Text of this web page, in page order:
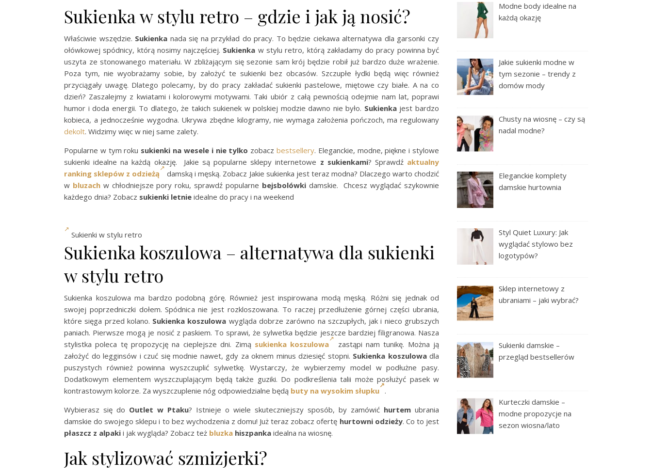
Sukienka w stylu retro – gdzie i jak ją nosić?
Właściwie wszędzie. Sukienka nada się na przykład do pracy. To będzie ciekawa alternatywa dla garsonki czy
ołówkowej spódnicy, którą nosimy najczęściej. Sukienka w stylu retro, którą zakładamy do pracy powinna być
uszyta ze stonowanego materiału. W zbliżającym się sezonie sam krój będzie robił już bardzo duże wrażenie.
Poza tym, nie wyobrażamy sobie, by założyć te sukienki bez obcasów. Szczupłe łydki będą więc również
przyciągały uwagę. Dlatego polecamy, by do pracy zakładać sukienki pastelowe, miętowe czy białe. A na co
dzień? Zaszalejmy z kwiatami i kolorowymi motywami. Taki ubiór z całą pewnością odejmie nam lat, poprawi
humor i doda energii. To dlatego, że takich sukienek w polskiej modzie dawno nie było. Sukienkajest bardzo
kobieca, a jednocześnie wygodna. Ukrywa zbędne kilogramy, nie wymaga założenia pończoch, ma regulowany
dekolt. Widzimy więc w niej same zalety.
Popularne w tym roku sukienki na wesele i nie tylko zobacz bestsellery. Eleganckie, modne, piękne i stylowe
sukienki idealne na każdą okazję. Jakie są popularne sklepy internetowe z sukienkami? Sprawdź aktualny
ranking sklepów z odzieżą
damską i męską. Zobacz Jakie sukienka jest teraz modna? Dlaczego warto chodzić
w bluzachw chłodniejsze pory roku, sprawdź popularne bejsbolówkidamskie. Chcesz wyglądać szykownie
każdego dnia? Zobacz sukienki letnie idealne do pracy i na weekend
Sukienki w stylu retro
Sukienka koszulowa – alternatywa dla sukienki
w stylu retro
Sukienka koszulowa ma bardzo podobną górę. Również jest inspirowana modą męską. Różni się jednak od
swojej poprzedniczki dołem. Spódnica nie jest rozkloszowana. To raczej przedłużenie górnej części ubrania,
które sięga przed kolano. Sukienka koszulowa wygląda dobrze zarówno na szczupłych, jak i nieco grubszych
paniach. Pierwsze mogą je nosić z paskiem. To sprawi, że sylwetka będzie jeszcze bardziej filigranowa. Nasza
stylistka poleca tę propozycję na cieplejsze dni. Zimą sukienka koszulowa
zastąpi nam tunikę. Można ją
założyć do legginsów i czuć się modnie nawet, gdy za oknem minus dziesięć stopni. Sukienka koszulowadla
puszystych również powinna wyszczuplić sylwetkę. Wystarczy, że wybierzemy model w podłużne pasy.
Dodatkowym elementem wyszczuplającym będą także guziki. Do podkreślenia talii może posłużyć pasek w
kontrastowym kolorze. Za wyszczuplenie nóg odpowiedzialne będą buty na wysokim słupku .
Wybierasz się do Outlet w Ptaku? Istnieje o wiele skuteczniejszy sposób, by zamówić hurtem ubrania
damskie do swojego sklepu i to bez wychodzenia z domu! Już teraz zobacz ofertę hurtowni odzieży. Co to jest
płaszcz z alpaki i jak wygląda? Zobacz też bluzka hiszpanka idealna na wiosnę.
Jak stylizować szmizjerki?
Modne body idealne na
każdą okazję
Jakie sukienki modne w
tym sezonie – trendy z
domów mody
Chusty na wiosnę – czy są
nadal modne?
Eleganckie komplety
damskie hurtownia
Styl Quiet Luxury: Jak
wyglądać stylowo bez
logotypów?
Sklep internetowy z
ubraniami – jaki wybrać?
Sukienki damskie –
przegląd bestsellerów
Kurteczki damskie –
modne propozycje na
sezon wiosna/lato